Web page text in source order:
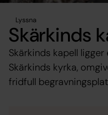
Lyssna
Skärkinds
Skärkinds kapell
Skärkinds kyrka,
fridfull